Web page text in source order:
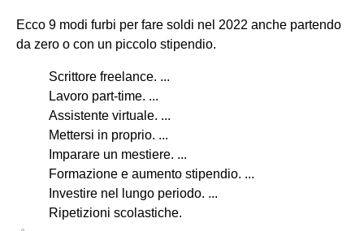
Ecco 9 modi furbi per fare soldi nel 2022 anche partendo
da zero o con un piccolo stipendio.
Scrittore freelance. ...
Lavoro part-time. ...
Assistente virtuale. ...
Mettersi in proprio. ...
Imparare un mestiere. ...
Formazione e aumento stipendio. ...
Investire nel lungo periodo. ...
Ripetizioni scolastiche.